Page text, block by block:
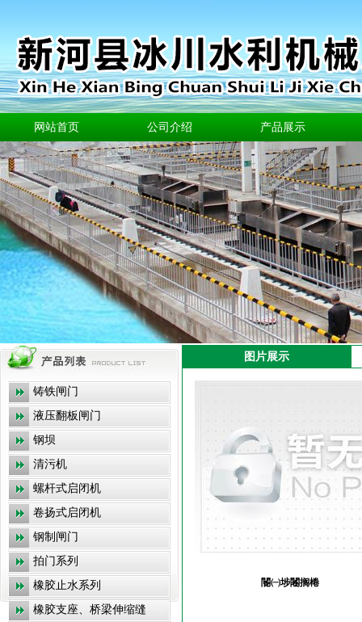
网站首页 公司介绍 产品展示
铸铁闸门
液压翻板闸门
钢坝
清污机
螺杆式启闭机
卷扬式启闭机
钢制闸门
拍门系列
橡胶止水系列
橡胶支座、桥梁伸缩缝
图片展示
閽㈠埗闂搁棬